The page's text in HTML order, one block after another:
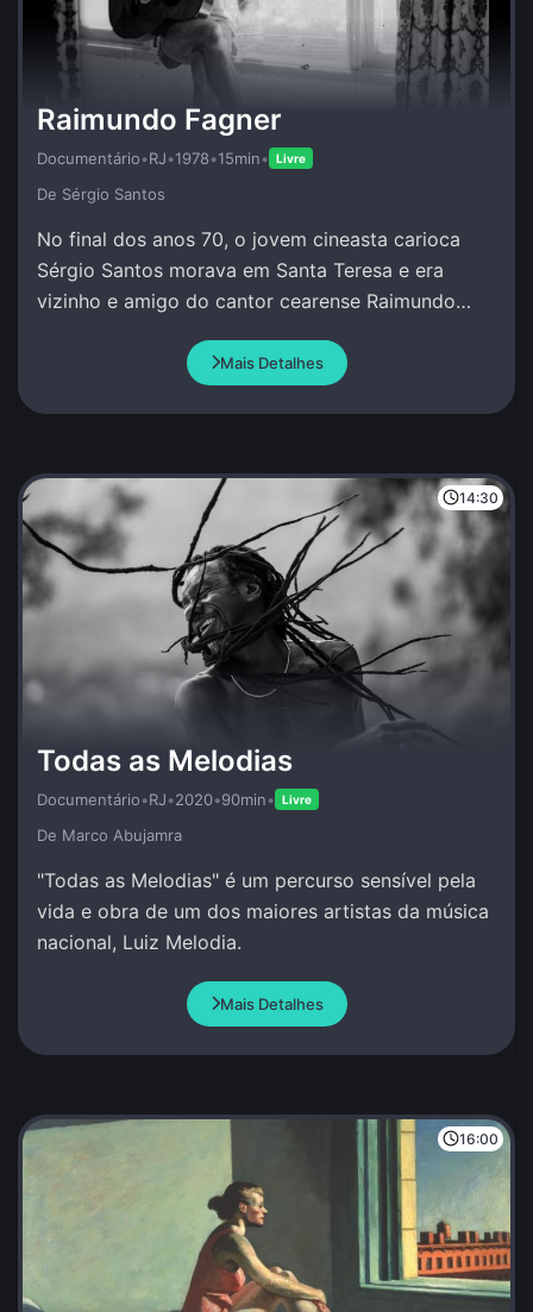
Raimundo Fagner
Documentário•RJ•1978•15min• Livre
De Sérgio Santos
No final dos anos 70, o jovem cineasta carioca
Sérgio Santos morava em Santa Teresa e era
vizinho e amigo do cantor cearense Raimundo
primeiros frutos de uma carreira sólida.
Mais Detalhes
14:30
Todas as Melodias
Documentário•RJ•2020•90min• Livre
De Marco Abujamra
"Todas as Melodias" é um percurso sensível pela
vida e obra de um dos maiores artistas da música
nacional, Luiz Melodia.
Mais Detalhes
16:00